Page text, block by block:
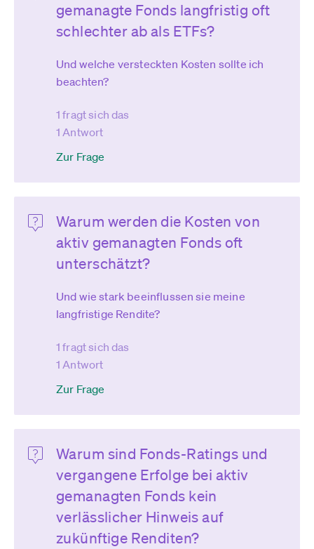
gemanagte Fonds langfristig oft
schlechter ab als ETFs?
Und welche versteckten Kosten sollte ich
beachten?
1 fragt sich das
1 Antwort
Zur Frage
Warum werden die Kosten von
aktiv gemanagten Fonds oft
unterschätzt?
Und wie stark beeinflussen sie meine
langfristige Rendite?
1 fragt sich das
1 Antwort
Zur Frage
Warum sind Fonds-Ratings und
vergangene Erfolge bei aktiv
gemanagten Fonds kein
verlässlicher Hinweis auf
zukünftige Renditen?